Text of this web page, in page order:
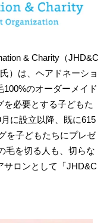
& Charity（JHD&C
）は、ヘアドネーショ
のオーダーメイド
必要とする子どもた
に設立以降、既に615
を子どもたちにプレゼ
毛を切る人も、切らな
サロンとして「JHD&C